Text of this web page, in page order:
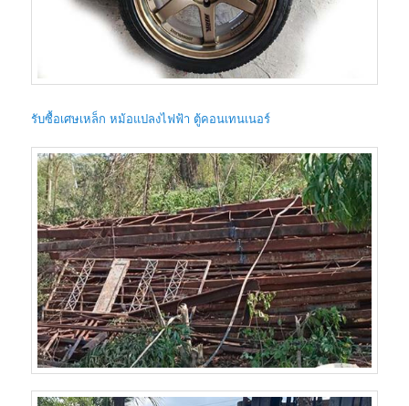
รับซื้อเศษเหล็ก หม้อแปลงไฟฟ้า ตู้คอนเทนเนอร์